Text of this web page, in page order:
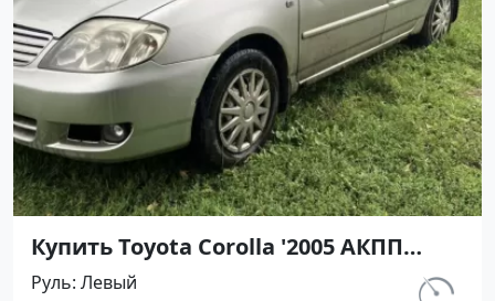
Купить Toyota Corolla '2005 АКПП
(1600/110 л.с.) Бензин инжектор
Руль Левый